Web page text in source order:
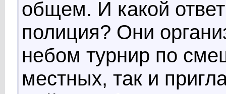
общем. И какой
полиция? Они
небом турнир по
местных, так и